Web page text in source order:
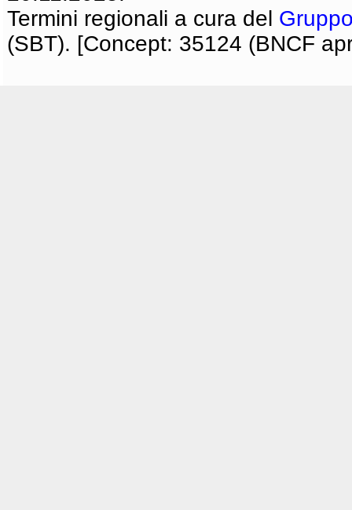
Termini regionali a cura del
(SBT). [Concept: 35124 (BNCF